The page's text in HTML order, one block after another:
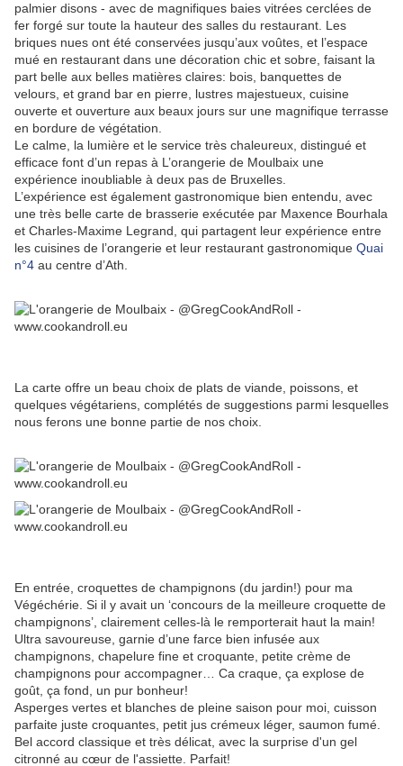
palmier disons - avec de magnifiques baies vitrées cerclées de
fer forgé sur toute la hauteur des salles du restaurant. Les
briques nues ont été conservées jusqu’aux voûtes, et l’espace
mué en restaurant dans une décoration chic et sobre, faisant la
part belle aux belles matières claires: bois, banquettes de
velours, et grand bar en pierre, lustres majestueux, cuisine
ouverte et ouverture aux beaux jours sur une magnifique terrasse
en bordure de végétation.
Le calme, la lumière et le service très chaleureux, distingué et
efficace font d’un repas à L’orangerie de Moulbaix une
expérience inoubliable à deux pas de Bruxelles.
L’expérience est également gastronomique bien entendu, avec
une très belle carte de brasserie exécutée par Maxence Bourhala
et Charles-Maxime Legrand, qui partagent leur expérience entre
les cuisines de l’orangerie et leur restaurant gastronomique Quai
n°4 au centre d’Ath.
La carte offre un beau choix de plats de viande, poissons, et
quelques végétariens, complétés de suggestions parmi lesquelles
nous ferons une bonne partie de nos choix.
En entrée, croquettes de champignons (du jardin!) pour ma
Végéchérie. Si il y avait un ‘concours de la meilleure croquette de
champignons’, clairement celles-là le remporterait haut la main!
Ultra savoureuse, garnie d’une farce bien infusée aux
champignons, chapelure fine et croquante, petite crème de
champignons pour accompagner… Ca craque, ça explose de
goût, ça fond, un pur bonheur!
Asperges vertes et blanches de pleine saison pour moi, cuisson
parfaite juste croquantes, petit jus crémeux léger, saumon fumé.
Bel accord classique et très délicat, avec la surprise d'un gel
citronné au cœur de l'assiette. Parfait!